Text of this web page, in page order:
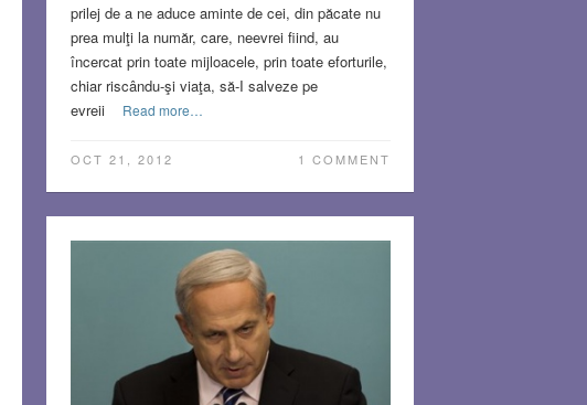
prilej de a ne aduce aminte de cei, din păcate nu
prea mulţi la număr, care, neevrei fiind, au
încercat prin toate mijloacele, prin toate eforturile,
chiar riscându-şi viaţa, să-I salveze pe
evreii
Read more…
OCT 21, 2012 1 COMMENT